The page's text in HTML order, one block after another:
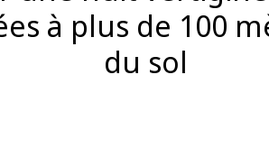
à plus de 100
du sol